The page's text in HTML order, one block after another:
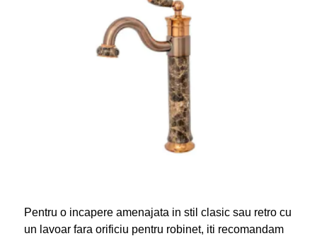
Pentru o incapere amenajata in stil clasic sau retro cu
un lavoar fara orificiu pentru robinet, iti recomandam